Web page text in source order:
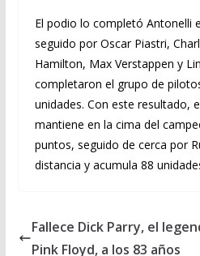
El podio lo completó Antonelli
seguido por Oscar Piastri,
Hamilton, Max Verstappen y
completaron el grupo de
unidades. Con este resultado,
mantiene en la cima del
puntos, seguido de cerca por
distancia y acumula 88
Fallece Dick Parry, el
Pink Floyd, a los 83 años